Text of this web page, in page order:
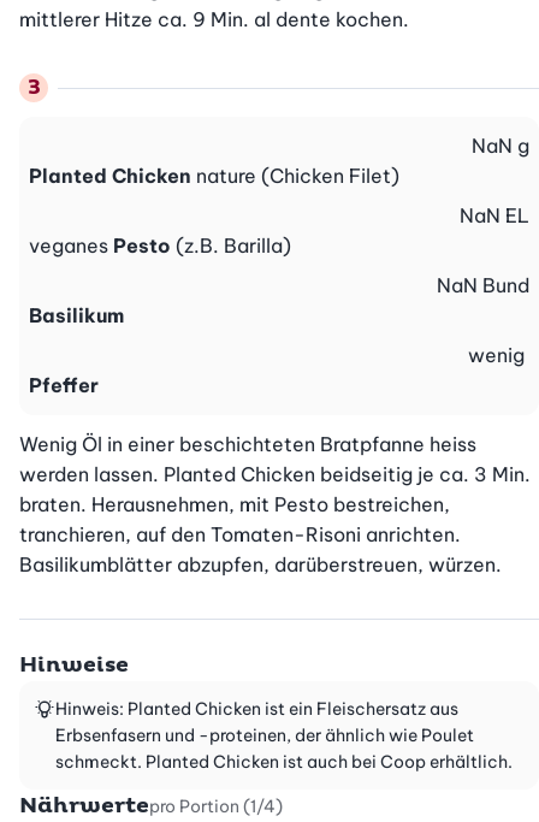
mittlerer Hitze ca. 9 Min. al dente kochen.
Planted Chicken nature (Chicken Filet)
NaN g
veganes Pesto (z.B. Barilla)
NaN EL
Basilikum
NaN Bund
Pfeffer
wenig
Wenig Öl in einer beschichteten Bratpfanne heiss
werden lassen. Planted Chicken beidseitig je ca. 3 Min.
braten. Herausnehmen, mit Pesto bestreichen,
tranchieren, auf den Tomaten-Risoni anrichten.
Basilikumblätter abzupfen, darüberstreuen, würzen.
Hinweise
Hinweis: Planted Chicken ist ein Fleischersatz aus
Erbsenfasern und -proteinen, der ähnlich wie Poulet
schmeckt. Planted Chicken ist auch bei Coop erhältlich.
Nährwertepro Portion (1/4)